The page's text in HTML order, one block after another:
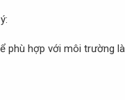
phù hợp với môi trường